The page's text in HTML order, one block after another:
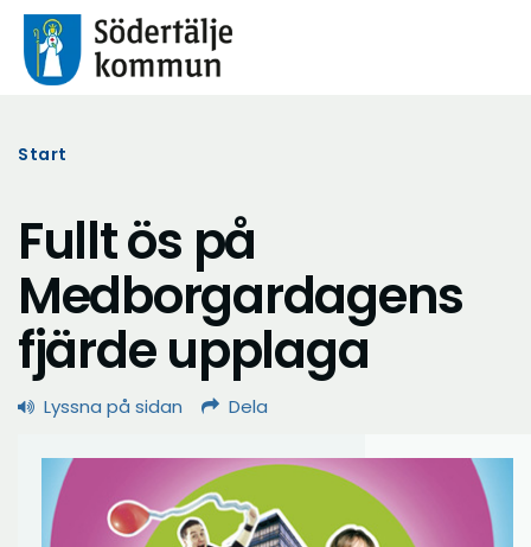
Start
Fullt ös på
Medborgardagens
fjärde upplaga
Lyssna på sidan Dela